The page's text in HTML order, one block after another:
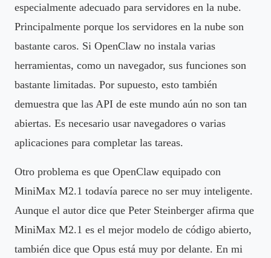
especialmente adecuado para servidores en la nube.
Principalmente porque los servidores en la nube son
bastante caros. Si OpenClaw no instala varias
herramientas, como un navegador, sus funciones son
bastante limitadas. Por supuesto, esto también
demuestra que las API de este mundo aún no son tan
abiertas. Es necesario usar navegadores o varias
aplicaciones para completar las tareas.
Otro problema es que OpenClaw equipado con
MiniMax M2.1 todavía parece no ser muy inteligente.
Aunque el autor dice que Peter Steinberger afirma que
MiniMax M2.1 es el mejor modelo de código abierto,
también dice que Opus está muy por delante. En mi